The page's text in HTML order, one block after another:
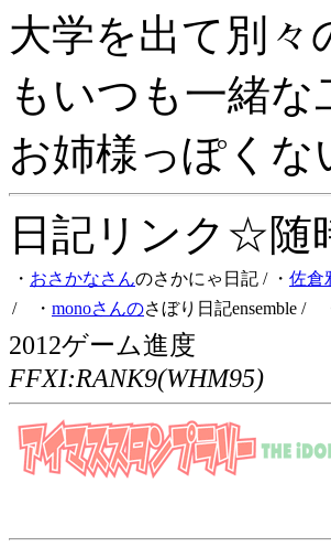
大学を出て別々
もいつも一緒
お姉様っぽくな
日記リンク☆随
・ おさかなさんのさかにゃ日記 / ・ 佐倉
/ ・ monoさんのさぼり日記ensemble /
2012ゲーム進度
FFXI:RANK9(WHM95)